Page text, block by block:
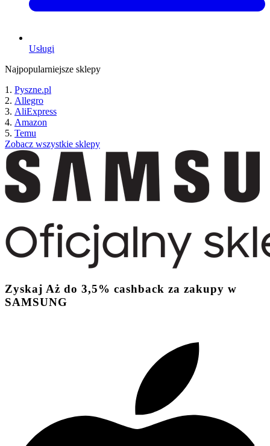
Usługi
Najpopularniejsze sklepy
Pyszne.pl
Allegro
AliExpress
Amazon
Temu
Zobacz wszystkie sklepy
Zyskaj Aż do 3,5% cashback za zakupy w
SAMSUNG